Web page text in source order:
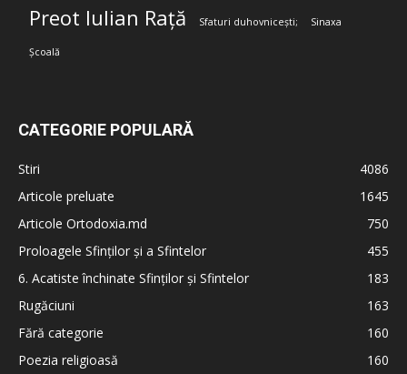
Preot Iulian Rață Sfaturi duhovnicești; Sinaxa
Școală
CATEGORIE POPULARĂ
Stiri
4086
Articole preluate
1645
Articole Ortodoxia.md
750
Proloagele Sfinților și a Sfintelor
455
6. Acatiste închinate Sfinților și Sfintelor
183
Rugăciuni
163
Fără categorie
160
Poezia religioasă
160